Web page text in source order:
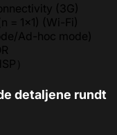
(3G)
= 1×1) (Wi-Fi)
Ad-hoc mode)
）
detaljene rundt